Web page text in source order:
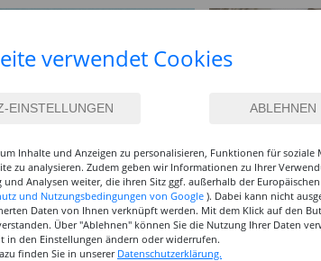
verwendet Cookies
Inhalte und Anzeigen zu personalisieren, Funktionen für
zu analysieren. Zudem geben wir Informationen zu Ihrer
und Analysen weiter, die ihren Sitz ggf. außerhalb der
und Nutzungsbedingungen von Google ). Dabei kann nicht
Daten von Ihnen verknüpft werden. Mit dem Klick auf den
Über "Ablehnen" können Sie die Nutzung Ihrer Daten
in den Einstellungen ändern oder widerrufen.
finden Sie in unserer Datenschutzerklärung.